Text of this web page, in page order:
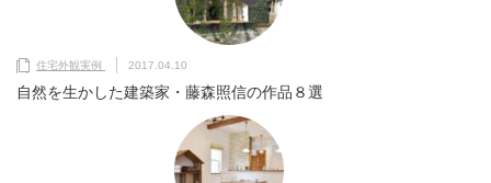
住宅外観実例 2017.04.10
自然を生かした建築家・藤森照信の作品８選